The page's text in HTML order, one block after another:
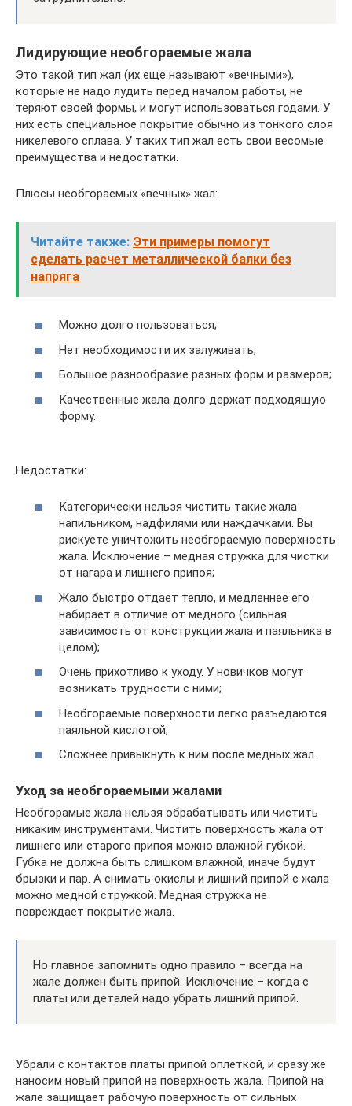
Лидирующие необгораемые жала
Это такой тип жал (их еще называют «вечными»),
которые не надо лудить перед началом работы, не
теряют своей формы, и могут использоваться годами. У
них есть специальное покрытие обычно из тонкого слоя
никелевого сплава. У таких тип жал есть свои весомые
преимущества и недостатки.
Плюсы необгораемых «вечных» жал:
Читайте также: Эти примеры помогут
сделать расчет металлической балки без
напряга
Можно долго пользоваться;
Нет необходимости их залуживать;
Большое разнообразие разных форм и размеров;
Качественные жала долго держат подходящую
форму.
Недостатки:
Категорически нельзя чистить такие жала
напильником, надфилями или наждачками. Вы
рискуете уничтожить необгораемую поверхность
жала. Исключение – медная стружка для чистки
от нагара и лишнего припоя;
Жало быстро отдает тепло, и медленнее его
набирает в отличие от медного (сильная
зависимость от конструкции жала и паяльника в
целом);
Очень прихотливо к уходу. У новичков могут
возникать трудности с ними;
Необгораемые поверхности легко разъедаются
паяльной кислотой;
Сложнее привыкнуть к ним после медных жал.
Уход за необгораемыми жалами
Необгорамые жала нельзя обрабатывать или чистить
никаким инструментами. Чистить поверхность жала от
лишнего или старого припоя можно влажной губкой.
Губка не должна быть слишком влажной, иначе будут
брызки и пар. А снимать окислы и лишний припой с жала
можно медной стружкой. Медная стружка не
повреждает покрытие жала.
Но главное запомнить одно правило – всегда на
жале должен быть припой. Исключение – когда с
платы или деталей надо убрать лишний припой.
Убрали с контактов платы припой оплеткой, и сразу же
наносим новый припой на поверхность жала. Припой на
жале защищает рабочую поверхность от сильных